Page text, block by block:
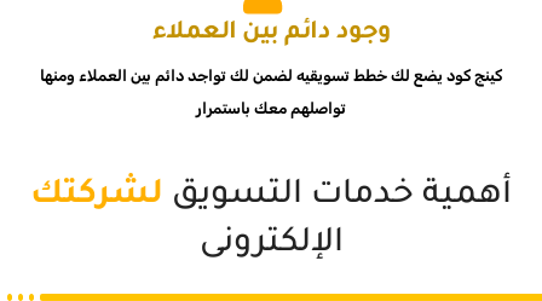
وجود دائم بين العملاء
كينج كود يضع لك خطط تسويقيه لضمن لك تواجد دائم بين العملاء ومنها
تواصلهم معك باستمرار
لشركتك
الإلكترونى